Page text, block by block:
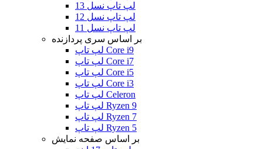
لپ تاپ نسل 13
لپ تاپ نسل 12
لپ تاپ نسل 11
بر اساس سری پردازنده
لپ تاپ Core i9
لپ تاپ Core i7
لپ تاپ Core i5
لپ تاپ Core i3
لپ تاپ Celeron
لپ تاپ Ryzen 9
لپ تاپ Ryzen 7
لپ تاپ Ryzen 5
بر اساس صفحه نمایش